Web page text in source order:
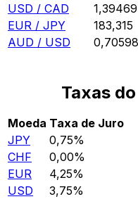
USD / CAD
1,39469
EUR / JPY
183,315
AUD / USD
Taxas
Moeda Taxa de Juro
JPY
0,75%
CHF
0,00%
EUR
4,25%
USD
3,75%